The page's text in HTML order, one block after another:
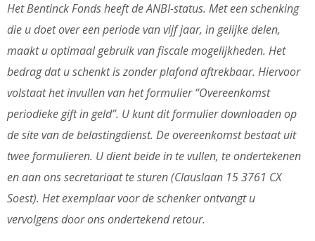
Het Bentinck Fonds heeft de ANBI-status. Met een schenking
die u doet over een periode van vijf jaar, in gelijke delen,
maakt u optimaal gebruik van fiscale mogelijkheden. Het
bedrag dat u schenkt is zonder plafond aftrekbaar. Hiervoor
volstaat het invullen van het formulier “Overeenkomst
periodieke gift in geld”. U kunt dit formulier downloaden op
de site van de belastingdienst. De overeenkomst bestaat uit
twee formulieren. U dient beide in te vullen, te ondertekenen
en aan ons secretariaat te sturen (Clauslaan 15 3761 CX
Soest). Het exemplaar voor de schenker ontvangt u
vervolgens door ons ondertekend retour.